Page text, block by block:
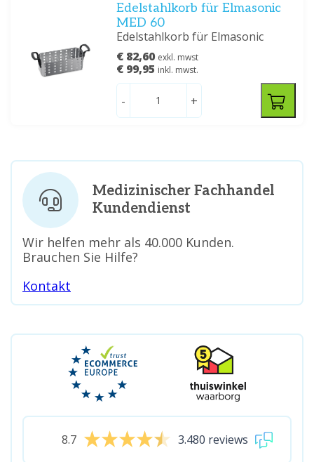
Edelstahlkorb für Elmasonic
MED 60
Edelstahlkorb für Elmasonic
€ 82,60 exkl. mwst
€ 99,95 inkl. mwst.
- +
Medizinischer Fachhandel
Kundendienst
Wir helfen mehr als 40.000 Kunden.
Brauchen Sie Hilfe?
Kontakt
8.7 3.480 reviews